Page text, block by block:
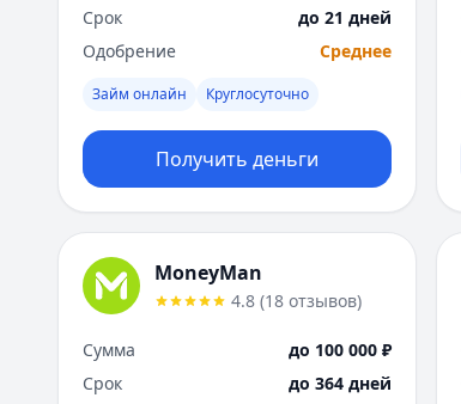
Срок
до 21 дней
Одобрение
Среднее
Займ онлайн Круглосуточно
Получить деньги
MoneyMan
4.8 (18 отзывов)
Сумма
до 100 000 ₽
Срок
до 364 дней